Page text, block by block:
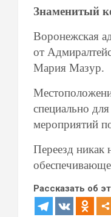
Знаменитый
Воронежская
от
Мария Мазур.
специально
мероприятий
Переезд никак
Рассказать об